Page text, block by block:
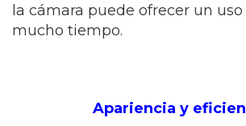
la cámara puede ofrecer un
mucho tiempo.
Apariencia y